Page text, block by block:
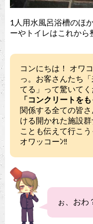
1人用水風呂浴槽のほ
ーやトイレはこれから
コンにちは！ オワ
っ。お客さんたち
てる」って驚いて
「コンクリートをも
関係する全ての皆
ける開かれた施設
ことも伝えて行こう
オワッコーﾝ‼︎
ぉ、おわ